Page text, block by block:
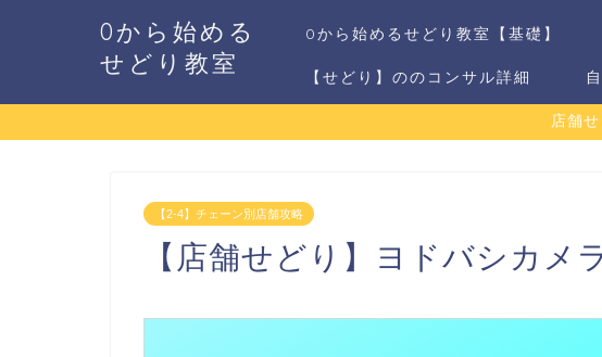
0から始める
せどり教室
0から始めるせどり教室【基礎】
【せどり】ののコンサル詳細
店舗
【2-4】チェーン別店舗攻略
【店舗せどり】ヨドバシカメ